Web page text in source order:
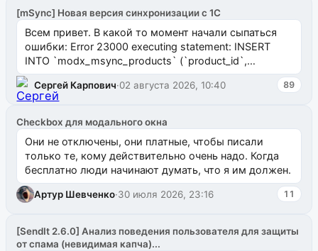
[mSync] Новая версия синхронизации с 1С
Всем привет. В какой то момент начали сыпаться
ошибки: Error 23000 executing statement: INSERT
INTO `modx_msync_products` (`product_id`,
`uuid_1c`) VALUES ...
Сергей Карпович·02 августа 2026, 10:40 89
Checkbox для модального окна
Они не отключены, они платные, чтобы писали
только те, кому действительно очень надо. Когда
бесплатно люди начинают думать, что я им должен.
Артур Шевченко·30 июля 2026, 23:16 11
[SendIt 2.6.0] Анализ поведения пользователя для защиты
от спама (невидимая капча)...